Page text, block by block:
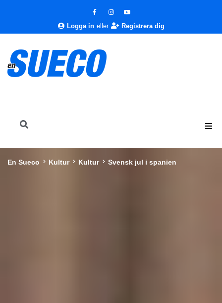
Logga in eller Registrera dig
En Sueco Kultur Kultur Svensk jul i spanien